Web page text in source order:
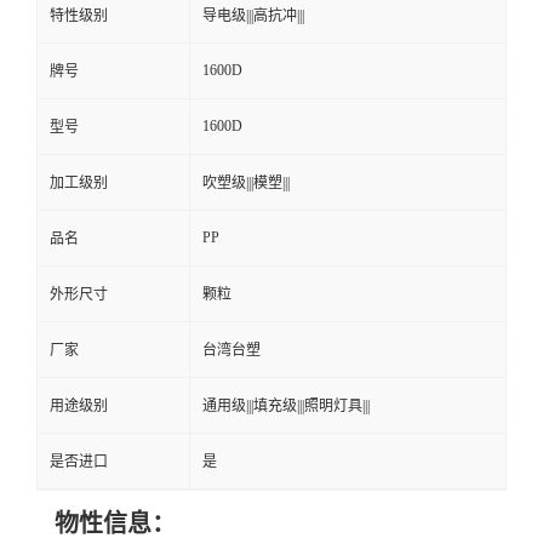
特性级别 导电级|||高抗冲|||
牌号 1600D
型号 1600D
加工级别 吹塑级|||模塑|||
品名 PP
外形尺寸 颗粒
厂家 台湾台塑
用途级别 通用级|||填充级|||照明灯具|||
是否进口 是
物性信息：